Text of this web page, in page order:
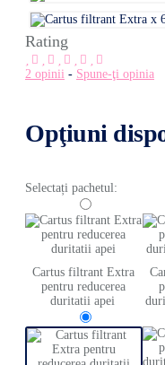
Rating
2 opinii - Spune-ţi opinia
Opţiuni
Selectați pachetul:
Cartus filtrant Extra
pentru reducerea
duritatii apei